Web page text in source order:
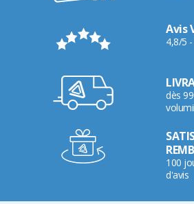
Avis
4,8/5
dès
100
d'avis